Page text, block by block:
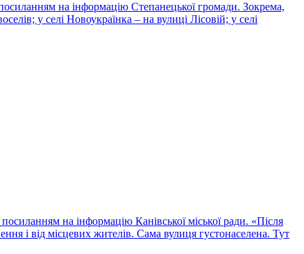
на інформацію Степанецької громади. Зокрема,
у селі Новоукраїнка – на вулиці Лісовій; у селі
на інформацію Канівської міської ради. «Після
і від місцевих жителів. Сама вулиця густонаселена. Тут